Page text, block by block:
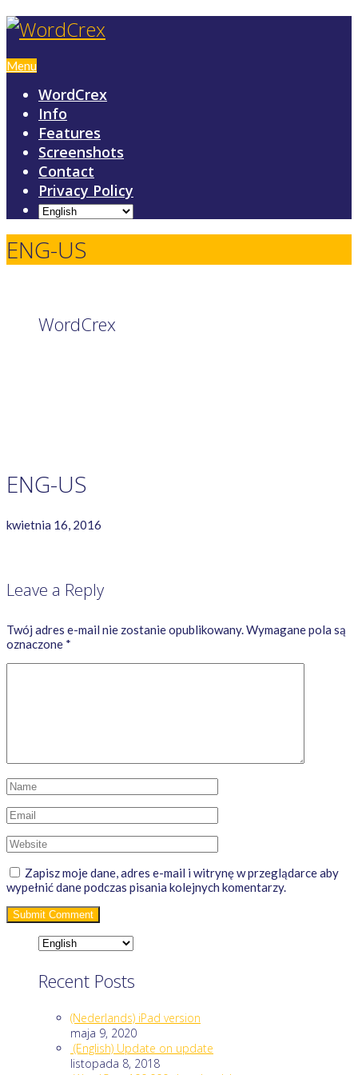
Menu
WordCrex
Info
Features
Screenshots
Contact
Privacy Policy
ENG-US
WordCrex
ENG-US
kwietnia 16, 2016
Leave a Reply
Twój adres e-mail nie zostanie opublikowany.Wymagane pola są
oznaczone *
Zapisz moje dane, adres e-mail i witrynę w przeglądarce aby
wypełnić dane podczas pisania kolejnych komentarzy.
Recent Posts
(Nederlands) iPad version
maja 9, 2020
(English) Update on update
listopada 8, 2018